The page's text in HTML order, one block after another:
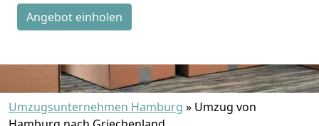
Angebot einholen
Umzugsunternehmen Hamburg » Umzug von